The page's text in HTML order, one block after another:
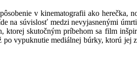
v kinematografii ako herečka,
na súvislosť medzi nevyjasnenými
skutočným príbehom sa film
vypuknutie mediálnej búrky, ktorú jej